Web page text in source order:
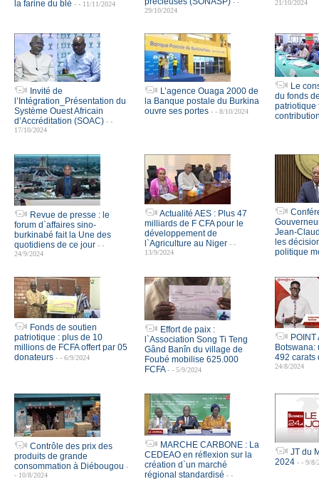
la farine du blé - - 11/11/2024
- -
29/10/2024
21/10/2024
Invité de
l’Intégration_Présentation du
Système Ouest Africain
d’Accréditation (SOAC) - -
17/10/2024
L’agence Ouaga 2000 de
la Banque postale du Burkina
ouvre ses portes - - 8/10/2024
Le
du fonds
patriotique
Revue de presse : le
forum d`affaires sino-
burkinabé fait la Une des
quotidiens de ce jour - -
24/9/2024
Actualité AES : Plus 47
milliards de F CFA pour le
développement de
l`Agriculture au Niger - -
13/9/2024
Jean-
les
politique
Fonds de soutien
patriotique : plus de 10
millions de FCFA offert par 05
donateurs - - 6/9/2024
Effort de paix :
l`Association Song Ti Teng
Gând Banîn du village de
Foubé mobilise 625.000
FCFA - - 5/9/2024
POINT
Botswana:
492 carats
24/8/2024
Contrôle des prix des
produits de grande
consommation à Diébougou -
- 10/8/2024
MARCHE CARBONE : La
CEDEAO en réflexion sur la
création d`un marché
régional standardisé - -
JT du
2024 - - 9/8/